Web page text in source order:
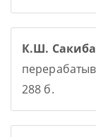
К.Ш.
288 б.